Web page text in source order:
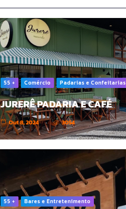
55 + Comércio Padarias e Confeitarias
JURERÊ PADARIA E CAFÉ
Out 8, 2024 3054
55 +
Bares e Entretenimento